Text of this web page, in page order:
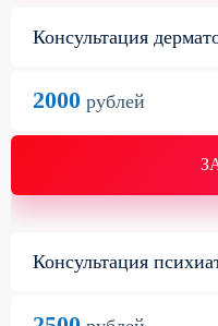
Консультация
2000 рублей
Консультация